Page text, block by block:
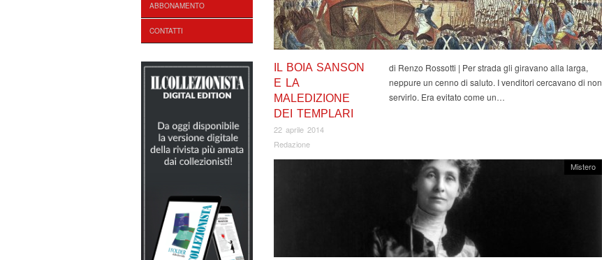
ABBONAMENTO
CONTATTI
IL BOIA SANSON
E LA
MALEDIZIONE
DEI TEMPLARI
22 aprile 2014
Redazione
di Renzo Rossotti | Per strada gli giravano alla larga,
neppure un cenno di saluto. I venditori cercavano di non
servirlo. Era evitato come un…
Mistero